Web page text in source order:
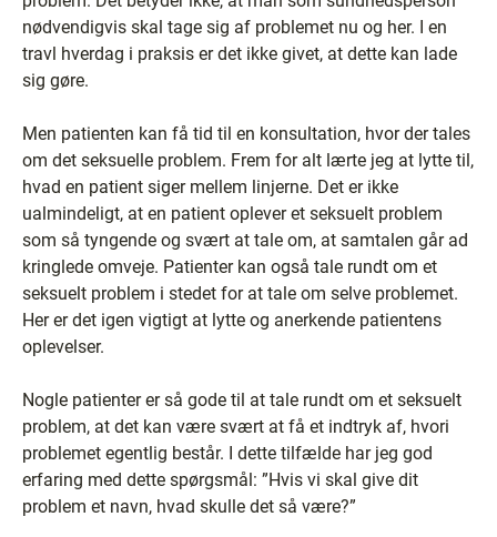
nødvendigvis skal tage sig af problemet nu og her. I en
travl hverdag i praksis er det ikke givet, at dette kan lade
sig gøre.
Men patienten kan få tid til en konsultation, hvor der tales
om det seksuelle problem. Frem for alt lærte jeg at lytte til,
hvad en patient siger mellem linjerne. Det er ikke
ualmindeligt, at en patient oplever et seksuelt problem
som så tyngende og svært at tale om, at samtalen går ad
kringlede omveje. Patienter kan også tale rundt om et
seksuelt problem i stedet for at tale om selve problemet.
Her er det igen vigtigt at lytte og anerkende patientens
oplevelser.
Nogle patienter er så gode til at tale rundt om et seksuelt
problem, at det kan være svært at få et indtryk af, hvori
problemet egentlig består. I dette tilfælde har jeg god
erfaring med dette spørgsmål: ”Hvis vi skal give dit
problem et navn, hvad skulle det så være?”